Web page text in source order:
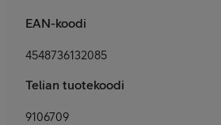
EAN-koodi
4548736132085
Telian tuotekoodi
9106709